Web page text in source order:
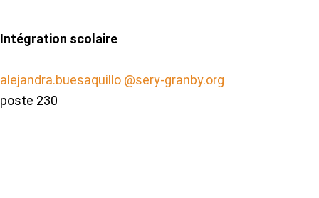
Intégration scolaire
alejandra.buesaquillo @sery-granby.org
poste 230